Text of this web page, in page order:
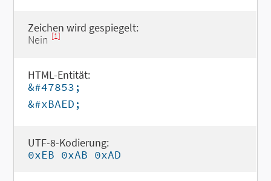
Zeichen wird gespiegelt:
Nein [1]
HTML-Entität:
&#47853;
&#xBAED;
UTF-8-Kodierung:
0xEB 0xAB 0xAD